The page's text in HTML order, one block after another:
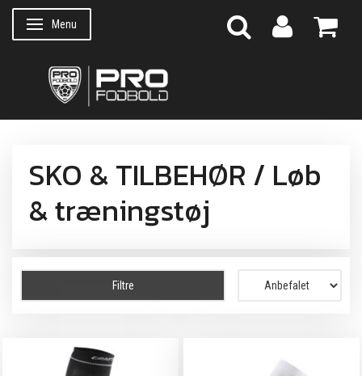
Skifte navigation
Menu
SKO & TILBEHØR / Løb
& træningstøj
Filtre